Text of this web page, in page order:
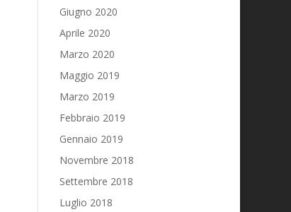
Giugno 2020
Aprile 2020
Marzo 2020
Maggio 2019
Marzo 2019
Febbraio 2019
Gennaio 2019
Novembre 2018
Settembre 2018
Luglio 2018